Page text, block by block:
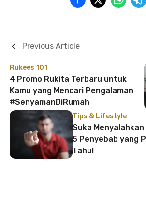
Rukees 101
4 Promo Rukita Terbaru untuk
Kamu yang Mencari Pengalaman
#SenyamanDiRumah
Previous Article
Tips & Lifestyle
Suka
5 Penyebab yang
Tahu!